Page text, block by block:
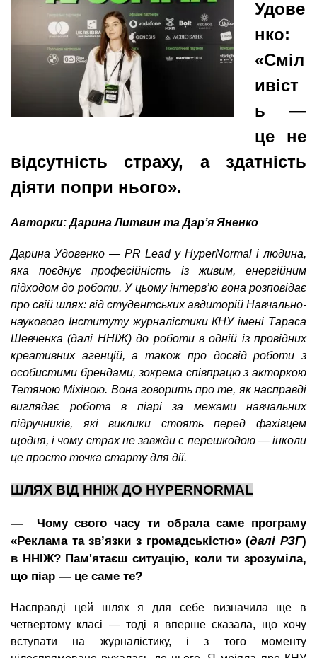
n
t
s
.
i
n
f
o
а
и
й
Онлайн курсы
За рубежом
Удове
нко:
«Сміл
ивіст
ь —
це не
відсутність страху, а здатність
діяти попри нього».
Авторки: Дарина Литвин та Дар’я Яненко
Дарина Удовенко — PR Lead у HyperNormal і людина,
яка поєднує професійність із живим, енергійним
підходом до роботи. У цьому інтерв’ю вона розповідає
про свій шлях: від студентських авдиторій Навчально-
наукового Інституту журналістики КНУ імені Тараса
Шевченка (далі ННІЖ) до роботи в одній із провідних
креативних агенцій, а також про досвід роботи з
особистими брендами, зокрема співпрацю з акторкою
Тетяною Міхіною. Вона говорить про те, як насправді
виглядає робота в піарі за межами навчальних
підручників, які виклики стоять перед фахівцем
щодня, і чому страх не завжди є перешкодою — інколи
це просто точка старту для дії.
ШЛЯХ ВІД ННІЖ ДО HYPERNORMAL
― Чому свого часу ти обрала саме програму
«Реклама та зв’язки з громадськістю» (далі РЗГ)
в ННІЖ? Пам'ятаєш ситуацію, коли ти зрозуміла,
що піар — це саме те?
Насправді цей шлях я для себе визначила ще в
четвертому класі — тоді я вперше сказала, що хочу
вступати на журналістику, і з того моменту